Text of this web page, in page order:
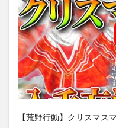
【荒野行動】クリスマス